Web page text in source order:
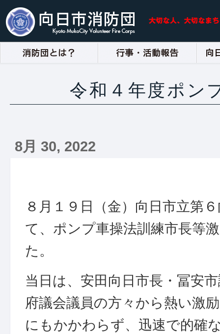
令和４年度ポン
8月 30, 2022
８月１９日（金）向日市立第
て、ポンプ車操法訓練市長等
た。
当日は、安田向日市長・冨安
府議会議員の方々から熱い激
にもかかわらず、迅速で的確